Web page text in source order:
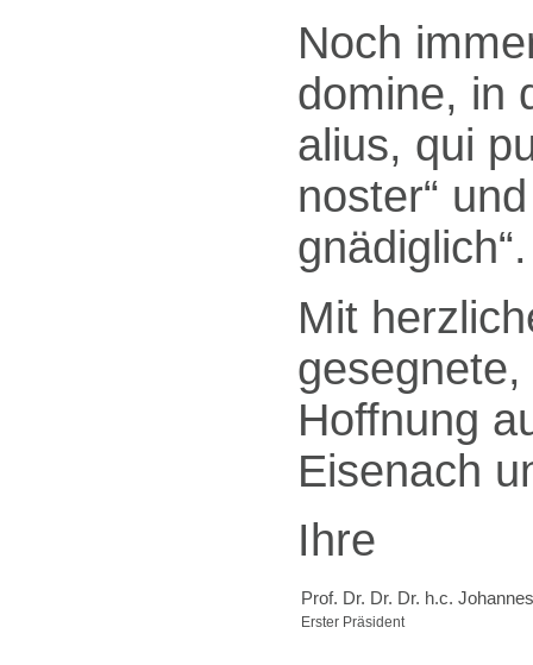
Noch
domine, in
alius, qui
noster“
gnädiglich“.
Mit
gesegnete,
Hoffnung
Eisenach
Ihre
Prof. Dr. Dr. Dr. h.c.
Erster Präsident